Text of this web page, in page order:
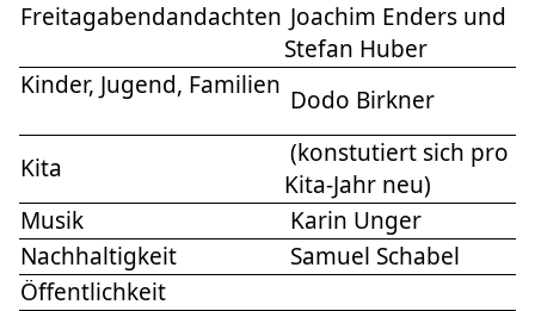
Freitagabendandachten Joachim Enders und
Stefan Huber
Kinder, Jugend, Familien Dodo Birkner
Kita
(konstutiert sich pro
Kita-Jahr neu)
Musik
Karin Unger
Nachhaltigkeit
Samuel Schabel
Öffentlichkeit